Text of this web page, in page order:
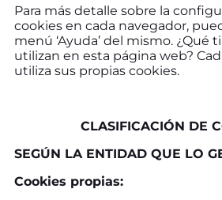
Para más detalle sobre la
cookies en cada navegador,
menú ‘Ayuda’ del mismo. ¿Qué
utilizan en esta página web?
utiliza sus propias cookies.
CLASIFICACIÓN DE
SEGÚN LA ENTIDAD QUE LO
Cookies propias: